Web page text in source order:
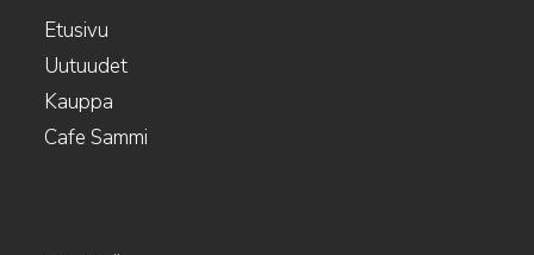
Etusivu
Uutuudet
Kauppa
Cafe Sammi